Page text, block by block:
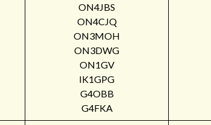
ON4JBS
ON4CJQ
ON3MOH
ON3DWG
ON1GV
IK1GPG
G4OBB
G4FKA